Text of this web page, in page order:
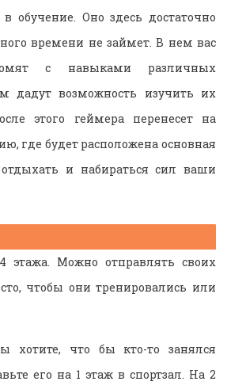
обучение. Оно здесь достаточно
времени не займет. В нем вас
с навыками различных
дадут возможность изучить их
этого геймера перенесет на
где будет расположена основная
и набираться сил ваши
этажа. Можно отправлять своих
чтобы они тренировались или
хотите, что бы кто-то занялся
его на 1 этаж в спортзал. На 2